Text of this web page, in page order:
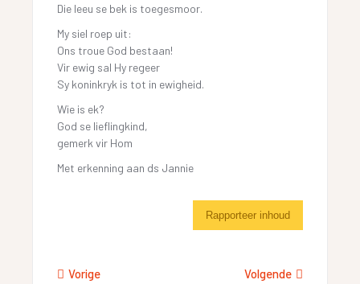
Die leeu se bek is toegesmoor.
My siel roep uit:
Ons troue God bestaan!
Vir ewig sal Hy regeer
Sy koninkryk is tot in ewigheid.
Wie is ek?
God se lieflingkind,
gemerk vir Hom
Met erkenning aan ds Jannie
Rapporteer inhoud
Vorige Volgende